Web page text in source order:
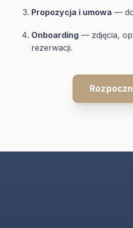
Propozycja i umowa —
Onboarding — zdjęcia,
rezerwacji.